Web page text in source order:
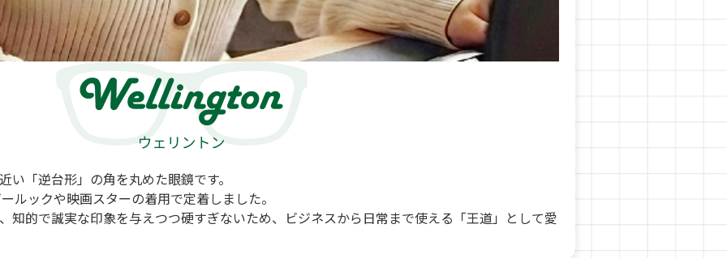
「逆台形」の角を丸めた眼鏡です。
ルックや映画スターの着用で定着しました。
知的で誠実な印象を与えつつ硬すぎないため、ビジネスから日常まで使える「王道」として愛